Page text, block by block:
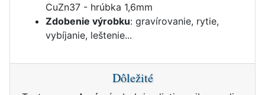
CuZn37 - hrúbka 1,6mm
Zdobenie výrobku: gravírovanie, rytie,
vybíjanie, leštenie...
Dôležité